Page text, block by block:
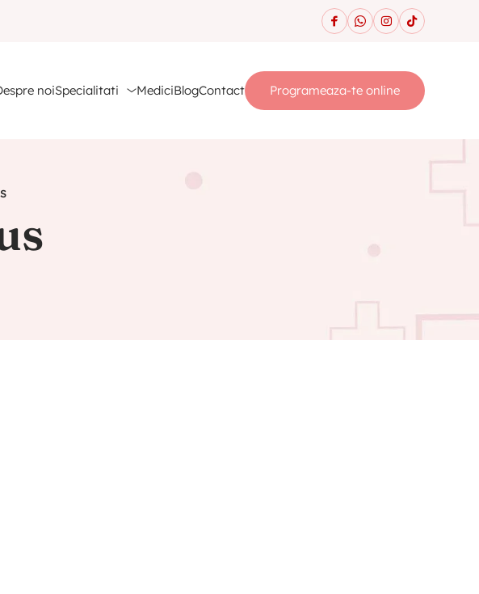
noiSpecialitati MediciBlogContact Programeaza-te online